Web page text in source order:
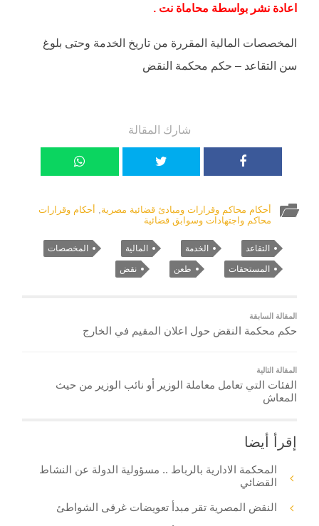
اعادة نشر بواسطة محاماة نت .
المخصصات المالية المقررة من تاريخ الخدمة وحتى بلوغ
سن التقاعد – حكم محكمة النقض
شارك المقالة
أحكام محاكم وقرارات ومبادئ قضائية مصرية, أحكام وقرارات
محاكم واجتهادات وسوابق قضائية
التقاعد الخدمة المالية المخصصات
المستحقات طعن نقض
المقالة السابقة
حكم محكمة النقض حول اعلان المقيم في الخارج
المقالة التالية
الفئات التي تعامل معاملة الوزير أو نائب الوزير من حيث
المعاش
إقرأ أيضا
المحكمة الادارية بالرباط .. مسؤولية الدولة عن النشاط
القضائي
النقض المصرية تقر مبدأ تعويضات غرقى الشواطئ